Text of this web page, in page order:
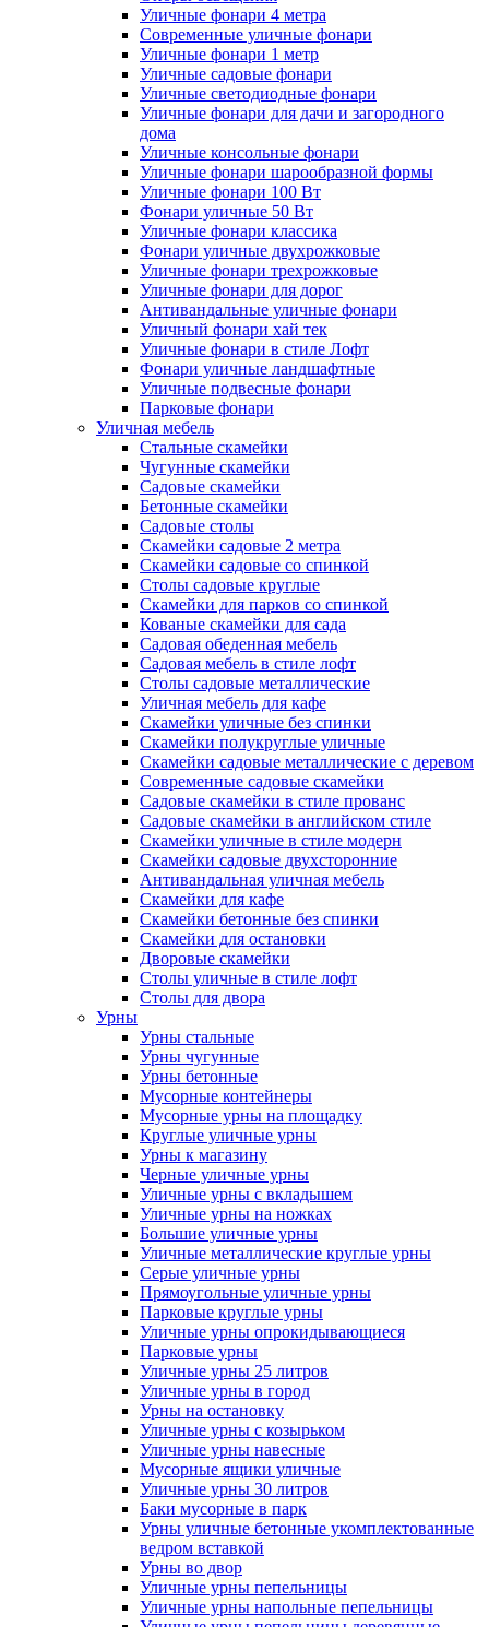
Уличные фонари 4 метра
Современные уличные фонари
Уличные фонари 1 метр
Уличные садовые фонари
Уличные светодиодные фонари
Уличные фонари для дачи и загородного
дома
Уличные консольные фонари
Уличные фонари шарообразной формы
Уличные фонари 100 Вт
Фонари уличные 50 Вт
Уличные фонари классика
Фонари уличные двухрожковые
Уличные фонари трехрожковые
Уличные фонари для дорог
Антивандальные уличные фонари
Уличный фонари хай тек
Уличные фонари в стиле Лофт
Фонари уличные ландшафтные
Уличные подвесные фонари
Парковые фонари
Уличная мебель
Стальные скамейки
Чугунные скамейки
Садовые скамейки
Бетонные скамейки
Садовые столы
Скамейки садовые 2 метра
Cкамейки садовые со спинкой
Столы садовые круглые
Скамейки для парков со спинкой
Кованые скамейки для сада
Садовая обеденная мебель
Садовая мебель в стиле лофт
Столы садовые металлические
Уличная мебель для кафе
Скамейки уличные без спинки
Скамейки полукруглые уличные
Скамейки садовые металлические с деревом
Современные садовые скамейки
Садовые скамейки в стиле прованс
Садовые скамейки в английском стиле
Скамейки уличные в стиле модерн
Скамейки садовые двухсторонние
Антивандальная уличная мебель
Скамейки для кафе
Скамейки бетонные без спинки
Скамейки для остановки
Дворовые скамейки
Столы уличные в стиле лофт
Столы для двора
Урны
Урны стальные
Урны чугунные
Урны бетонные
Мусорные контейнеры
Мусорные урны на площадку
Круглые уличные урны
Урны к магазину
Черные уличные урны
Уличные урны с вкладышем
Уличные урны на ножках
Большие уличные урны
Уличные металлические круглые урны
Серые уличные урны
Прямоугольные уличные урны
Парковые круглые урны
Уличные урны опрокидывающиеся
Парковые урны
Уличные урны 25 литров
Уличные урны в город
Урны на остановку
Уличные урны с козырьком
Уличные урны навесные
Мусорные ящики уличные
Уличные урны 30 литров
Баки мусорные в парк
Урны уличные бетонные укомплектованные
ведром вставкой
Урны во двор
Уличные урны пепельницы
Уличные урны напольные пепельницы